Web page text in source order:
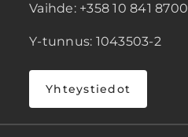
Vaihde: +358 10 841 8700
Y-tunnus: 1043503-2
Yhteystiedot